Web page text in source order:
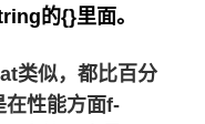
的{}里面。
类似，都比百分
在性能方面f-